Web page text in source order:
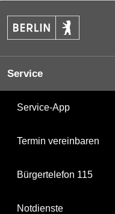
Service
Service-App
Termin vereinbaren
Bürgertelefon 115
Notdienste